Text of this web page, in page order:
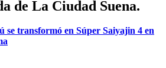
de La Ciudad Suena.
se transformó en Súper Saiyajin 4 en